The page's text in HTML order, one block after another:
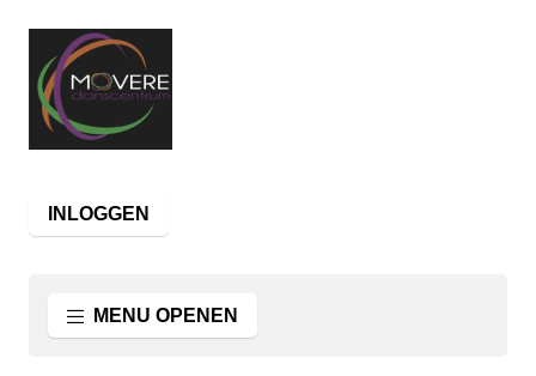
INLOGGEN
MENU OPENEN